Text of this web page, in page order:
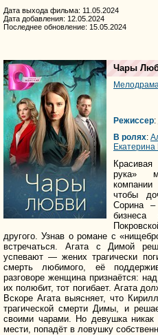
Дата выхода фильма: 11.05.2024
Дата добавления: 12.05.2024
Последнее обновление: 15.05.2024
Чары
Режиссер:
В ролях:
Екатерина
рука»
чтобы
Сорина –
другого. Узнав о романе с
встречаться. Агата с Димой
успевают — жених трагически
смерть любимого, её
разговоре женщина признаётся:
их полюбит, тот погибает. Агата
Вскоре Агата выясняет, что
трагической смерти Димы, и
своими чарами. Но девушка
мести, попадёт в ловушку